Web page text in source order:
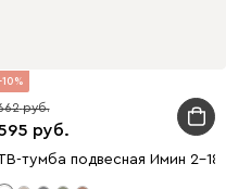
Белый
10
тумба подвесная Имин 2-